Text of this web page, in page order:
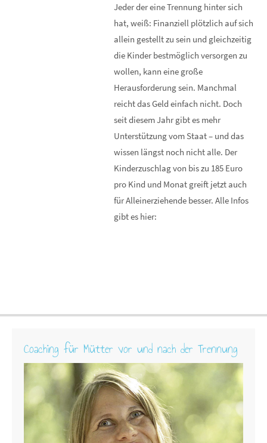
Jeder der eine Trennung hinter sich
hat, weiß: Finanziell plötzlich auf sich
allein gestellt zu sein und gleichzeitig
die Kinder bestmöglich versorgen zu
wollen, kann eine große
Herausforderung sein. Manchmal
reicht das Geld einfach nicht. Doch
seit diesem Jahr gibt es mehr
Unterstützung vom Staat – und das
wissen längst noch nicht alle. Der
Kinderzuschlag von bis zu 185 Euro
pro Kind und Monat greift jetzt auch
für Alleinerziehende besser. Alle Infos
gibt es hier:
Coaching für Mütter vor und nach der Trennung